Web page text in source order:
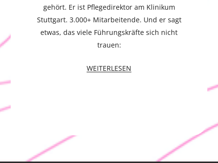
gehört. Er ist Pflegedirektor am Klinikum
Stuttgart. 3.000+ Mitarbeitende. Und er sagt
etwas, das viele Führungskräfte sich nicht
trauen:
WEITERLESEN